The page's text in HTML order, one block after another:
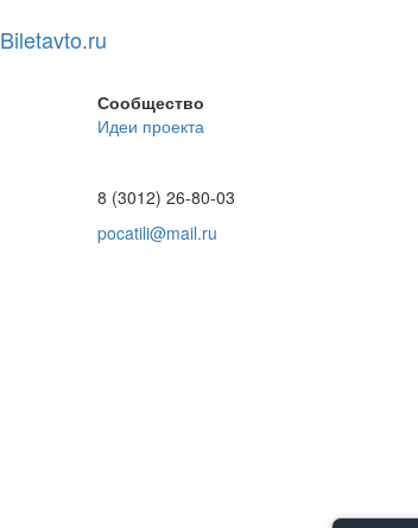
Biletavto.ru
Сообщество
Идеи проекта
8 (3012) 26-80-03
pocatili@mail.ru